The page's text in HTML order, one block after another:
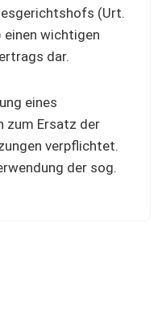
(Urt.
wichtigen
dar.
eines
zum Ersatz der
verpflichtet.
der sog.